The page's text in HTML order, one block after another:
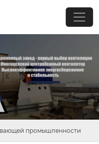
промышленности